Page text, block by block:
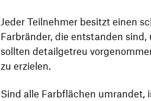
Jeder Teilnehmer besitzt einen
Farbränder, die entstanden
sollten detailgetreu
zu erzielen.
Sind alle Farbflächen umrandet,